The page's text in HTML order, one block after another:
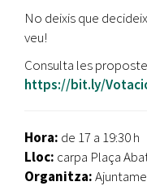
No deixis que
veu!
Consulta les
https://bit.ly/
Hora: de 17 a 19:30 h
Lloc: carpa Plaça
Organitza: